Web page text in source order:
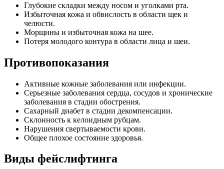
Глубокие складки между носом и уголками рта.
Избыточная кожа и обвислость в области щек и
челюсти.
Морщины и избыточная кожа на шее.
Потеря молодого контура в области лица и шеи.
Противопоказания
Активные кожные заболевания или инфекции.
Серьезные заболевания сердца, сосудов и хронические
заболевания в стадии обострения.
Сахарный диабет в стадии декомпенсации.
Склонность к келоидным рубцам.
Нарушения свертываемости крови.
Общее плохое состояние здоровья.
Виды фейслифтинга